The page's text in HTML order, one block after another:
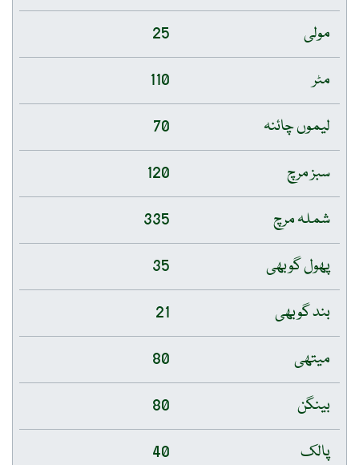
مولی
25
مٹر
110
لیموں چائنہ
70
سبز مرچ
120
شملہ مرچ
335
پھول گوبھی
35
بند گوبھی
21
میتھی
80
بینگن
80
پالک
40